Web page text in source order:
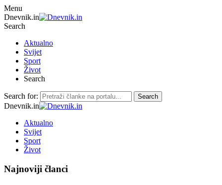
Menu
Dnevnik.in
Search
Aktualno
Svijet
Sport
Život
Search
Search for: Search
Dnevnik.in
Aktualno
Svijet
Sport
Život
Najnoviji članci